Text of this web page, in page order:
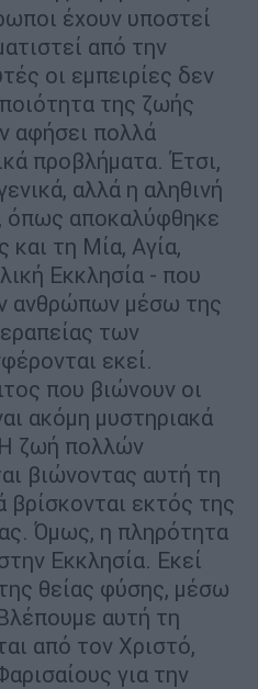
έχουν υποστεί
από την
οι εμπειρίες δεν
της ζωής
αφήσει πολλά
προβλήματα. Έτσι,
αλλά η αληθινή
όπως αποκαλύφθηκε
τη Μία, Αγία,
Εκκλησία - που
ανθρώπων μέσω της
των
εκεί.
που βιώνουν οι
ακόμη μυστηριακά
ζωή πολλών
βιώνοντας αυτή τη
βρίσκονται εκτός της
Όμως, η πληρότητα
Εκκλησία. Εκεί
θείας φύσης, μέσω
αυτή τη
από τον Χριστό,
για την